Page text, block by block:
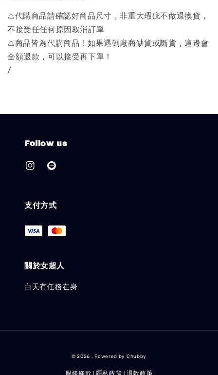
⚠️代購商品請確認好商品尺寸，非重大瑕疵不做退換貨，
不接受任任何原因取消訂單
⚠️商品皆為代購商品！如果遇到廠商缺貨或斷貨，這邊會
全額退款，可以接受再下單！
/
Follow us
支付方式
關於女超人
白天有任務在身
© 2026 . Powered by Chubby
服務條款 隱私政策 退款政策